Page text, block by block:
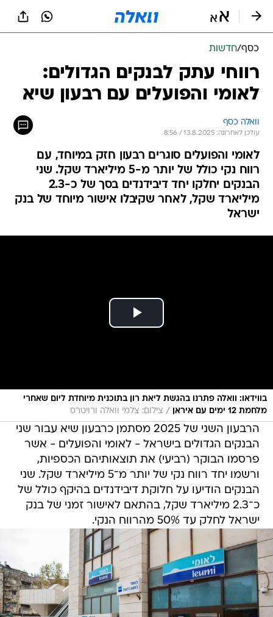
כסף/חדשות
רווחי עתק לבנקים הגדולים:
לאומי והפועלים עם רבעון שיא
וואלה כסף
עודכן לאחרונה: 13.8.2025 / 8:56
לאומי והפועלים סוגרים רבעון חזק במיוחד, עם
רווח נקי כולל של יותר מ-5 מיליארד שקל. שני
הבנקים יחלקו יחד דיבידנדים בסך של כ-2.3
מיליארד שקל, לאחר שקיבלו אישור מיוחד של בנק
ישראל
בווידאו: וואלה פתרנו בהגשת ליאת רון בתוכנית מיוחדת ליום שאחרי
מלחמת 12 ימים עם איראן
/ צילום: צלמי וואלה ורויטרס
הרבעון השני של 2025 מסתמן כרבעון שיא עבור שני
הבנקים הגדולים בישראל - לאומי והפועלים - אשר
פרסמו הבוקר (רביעי) את תוצאותיהם הכספיות,
ורשמו יחד רווח נקי של יותר מ־5 מיליארד שקל. שני
הבנקים הודיעו על חלוקת דיבידנדים בהיקף כולל של
כ־2.3 מיליארד שקל, בהתאם לאישור זמני של בנק
ישראל לחלק עד 50% מהרווח הנקי.